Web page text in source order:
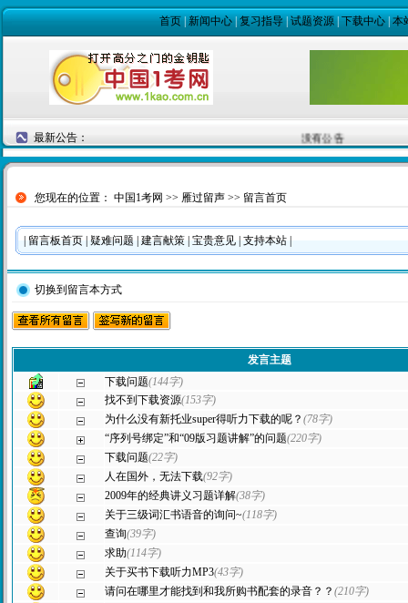
首页|新闻中心|复习指导|试题资源|下载中心|本
最新公告： 没有公告
您现在的位置： 中国1考网 >> 雁过留声 >> 留言首页
留言板首页 疑难问题 建言献策 宝贵意见 支持本站
切换到留言本方式
发言主题
下载问题(144字)
找不到下载资源(153字)
为什么没有新托业super得听力下载的呢？ (78字)
“序列号绑定”和“09版习题讲解”的问题(220字)
下载问题(22字)
人在国外，无法下载(92字)
2009年的经典讲义习题详解(38字)
关于三级词汇书语音的询问~(118字)
查询(39字)
求助(114字)
关于买书下载听力MP3(43字)
请问在哪里才能找到和我所购书配套的录音？？ (210字)